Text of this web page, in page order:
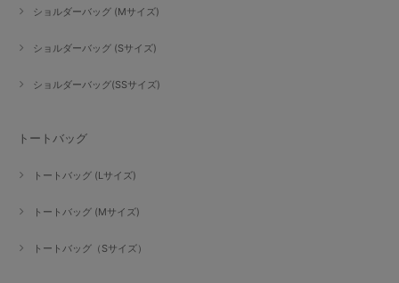
ショルダーバッグ (Mサイズ)
ショルダーバッグ (Sサイズ)
ショルダーバッグ(SSサイズ)
トートバッグ
トートバッグ (Lサイズ)
トートバッグ (Mサイズ)
トートバッグ（Sサイズ）